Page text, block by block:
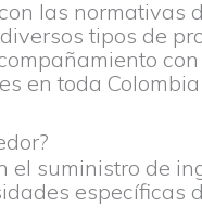
las normativas
tipos de
en toda
el suministro de